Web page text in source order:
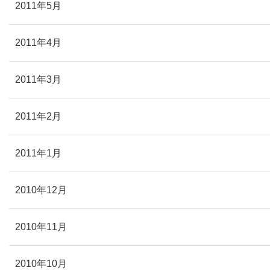
2011年5月
2011年4月
2011年3月
2011年2月
2011年1月
2010年12月
2010年11月
2010年10月